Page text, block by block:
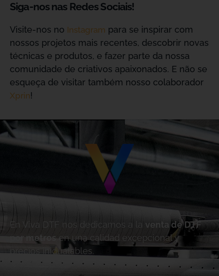
Siga-nos nas Redes Sociais!
Visite-nos no Instagram para se inspirar com
nossos projetos mais recentes, descobrir novas
técnicas e produtos, e fazer parte da nossa
comunidade de criativos apaixonados. E não se
esqueça de visitar também nosso colaborador
Xprin!
En Viva DTF nos dedicamos a la
venta de DTF
por metros
en una calidad excepcional y
precios inigualables.